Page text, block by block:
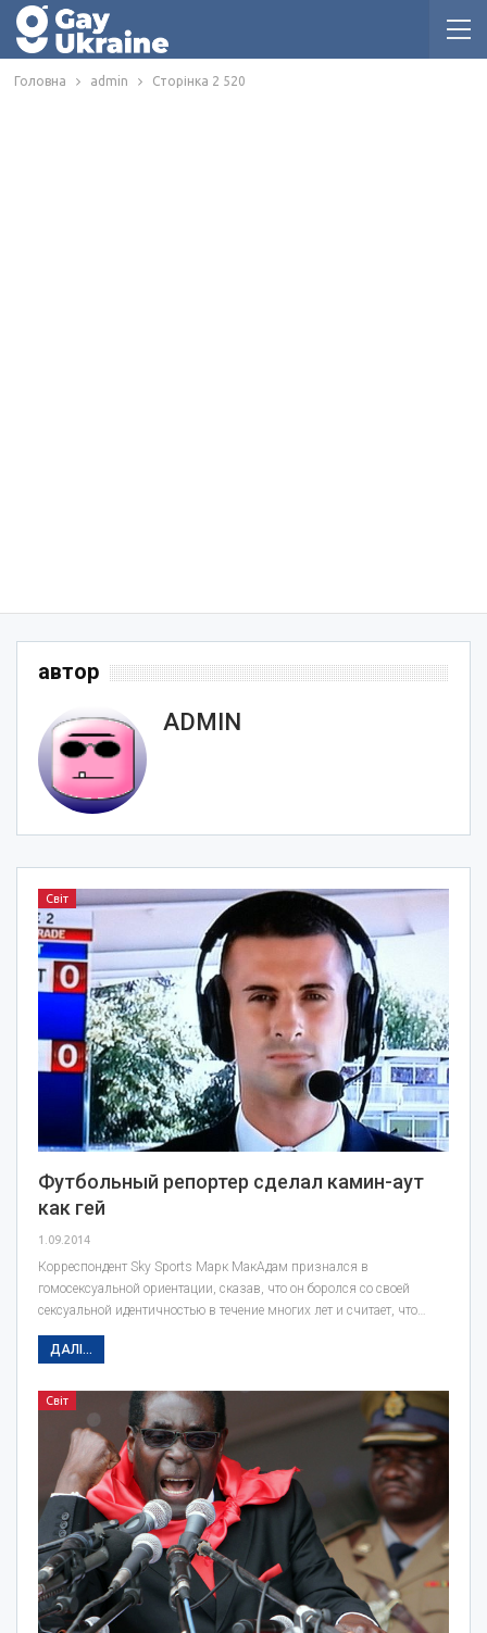
Головна admin Сторінка 2 520
автор
ADMIN
Світ
Футбольный репортер сделал камин-аут
как гей
1.09.2014
Корреспондент Sky Sports Марк МакАдам признался в
гомосексуальной ориентации, сказав, что он боролся со своей
сексуальной идентичностью в течение многих лет и считает, что…
ДАЛІ...
Світ